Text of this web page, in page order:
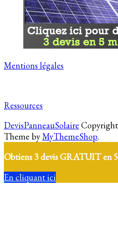
Mentions légales
Ressources
DevisPanneauSolaire
Theme byMyThemeShop.
Obtiens 3 devis GRATUIT en
En cliquant ici